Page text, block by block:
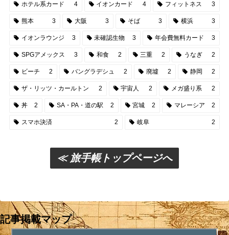
ホテル系カード 4 イオンカード 4 フィットネス 3
熊本 3 大阪 3 そば 3 横浜 3
イオンラウンジ 3 未確認生物 3 年会費無料カード 3
SPGアメックス 3 和食 2 三重 2 うなぎ 2
ビーチ 2 バングラデシュ 2 廃墟 2 静岡 2
ザ・リッツ・カールトン 2 宇宙人 2 メガ盛り系 2
丼 2 SA・PA・道の駅 2 宮城 2 マレーシア 2
スマホ決済 2 岐阜 2
≪ 旅手帳トップページへ
記事掲載マップ